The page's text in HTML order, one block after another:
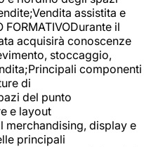
assistita e
FORMATIVODurante il
acquisirà conoscenze
stoccaggio,
componenti
di
del punto
e layout
merchandising, display e
principali